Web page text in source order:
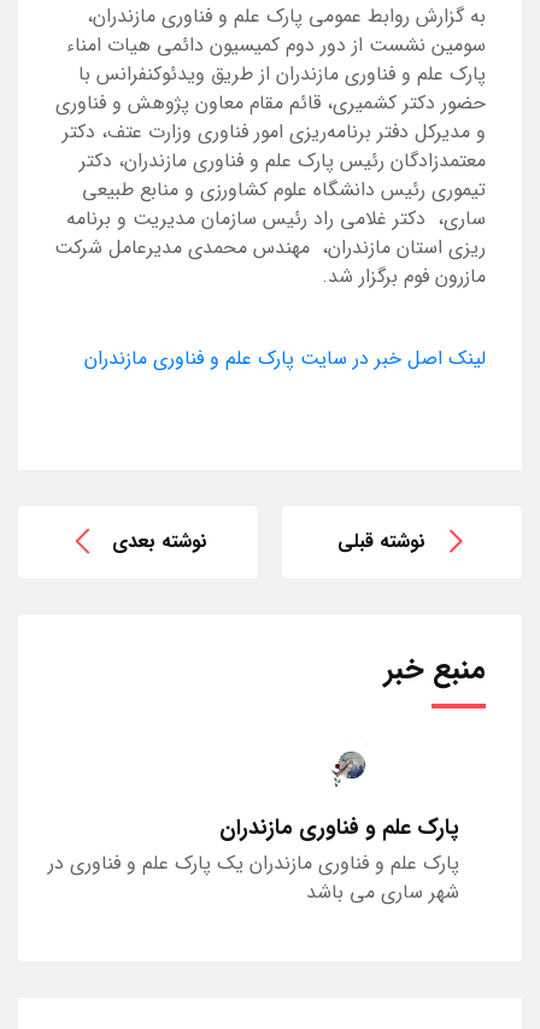
به گزارش روابط عمومی پارک علم و فناوری مازندران،
سومین نشست از دور دوم کمیسیون دائمی هیات امناء
پارک علم و فناوری مازندران از طریق ویدئوکنفرانس با
حضور دکتر کشمیری، قائم مقام معاون پژوهش و فناوری
و مدیرکل دفتر برنامه‌ریزی امور فناوری وزارت عتف، دکتر
معتمدزادگان رئیس پارک علم و فناوری مازندران، دکتر
تیموری رئیس دانشگاه علوم کشاورزی و منابع طبیعی
ساری، دکتر غلامی راد رئیس سازمان مدیریت و برنامه
ریزی استان مازندران، مهندس محمدی مدیرعامل شرکت
مازرون فوم برگزار شد.
لینک اصل خبر در سایت پارک علم و فناوری مازندران
نوشته قبلی نوشته بعدی
منبع خبر
پارک علم و فناوری مازندران
پارک علم و فناوری مازندران یک پارک علم و فناوری در
شهر ساری می باشد